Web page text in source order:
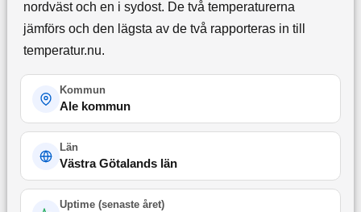
nordväst och en i sydost. De två temperaturerna
jämförs och den lägsta av de två rapporteras in till
temperatur.nu.
Kommun
Ale kommun
Län
Västra Götalands län
Uptime (senaste året)